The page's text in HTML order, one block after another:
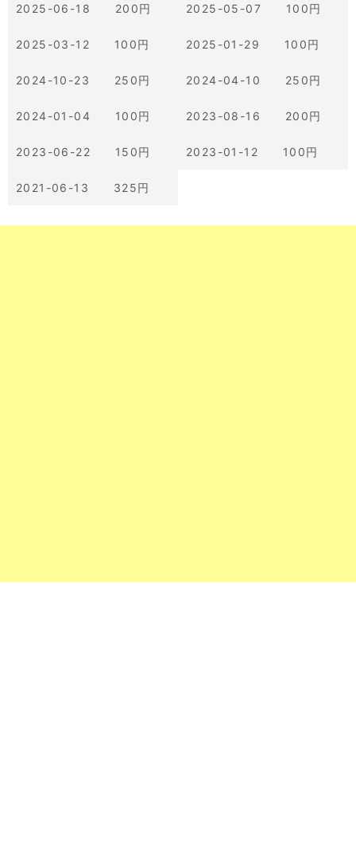
2025-06-18 200円 2025-05-07 100円
2025-03-12 100円 2025-01-29 100円
2024-10-23 250円 2024-04-10 250円
2024-01-04 100円 2023-08-16 200円
2023-06-22 150円 2023-01-12 100円
2021-06-13 325円